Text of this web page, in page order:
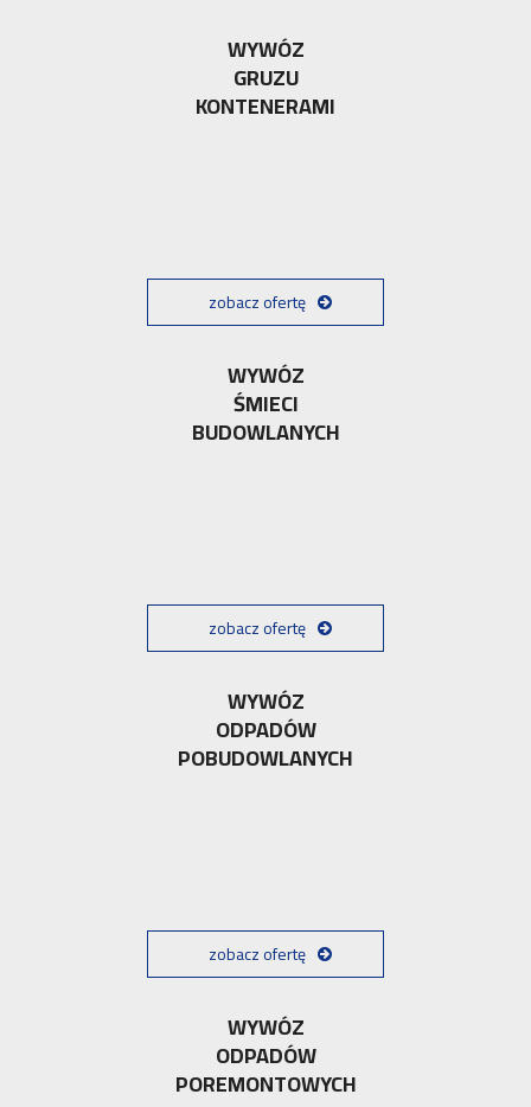
WYWÓZ
GRUZU
KONTENERAMI
zobacz ofertę
WYWÓZ
ŚMIECI
BUDOWLANYCH
zobacz ofertę
WYWÓZ
ODPADÓW
POBUDOWLANYCH
zobacz ofertę
WYWÓZ
ODPADÓW
POREMONTOWYCH